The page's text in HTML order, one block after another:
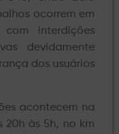
ocorrem em
interdições
devidamente
dos usuários
acontecem na
20h às 5h, no km